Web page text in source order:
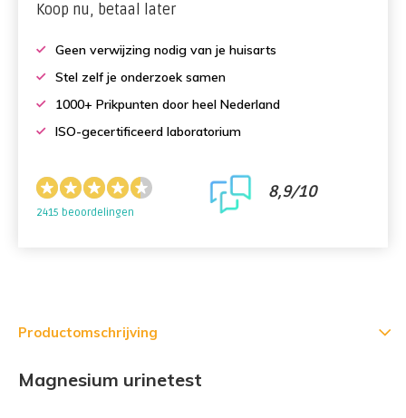
Koop nu, betaal later
Geen verwijzing nodig van je huisarts
Stel zelf je onderzoek samen
1000+ Prikpunten door heel Nederland
ISO-gecertificeerd laboratorium
2415 beoordelingen
8,9/10
Productomschrijving
Magnesium urinetest